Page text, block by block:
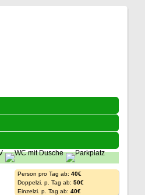
Person pro Tag ab: 40€
Doppelzi. p. Tag ab: 50€
Einzelzi. p. Tag ab: 40€